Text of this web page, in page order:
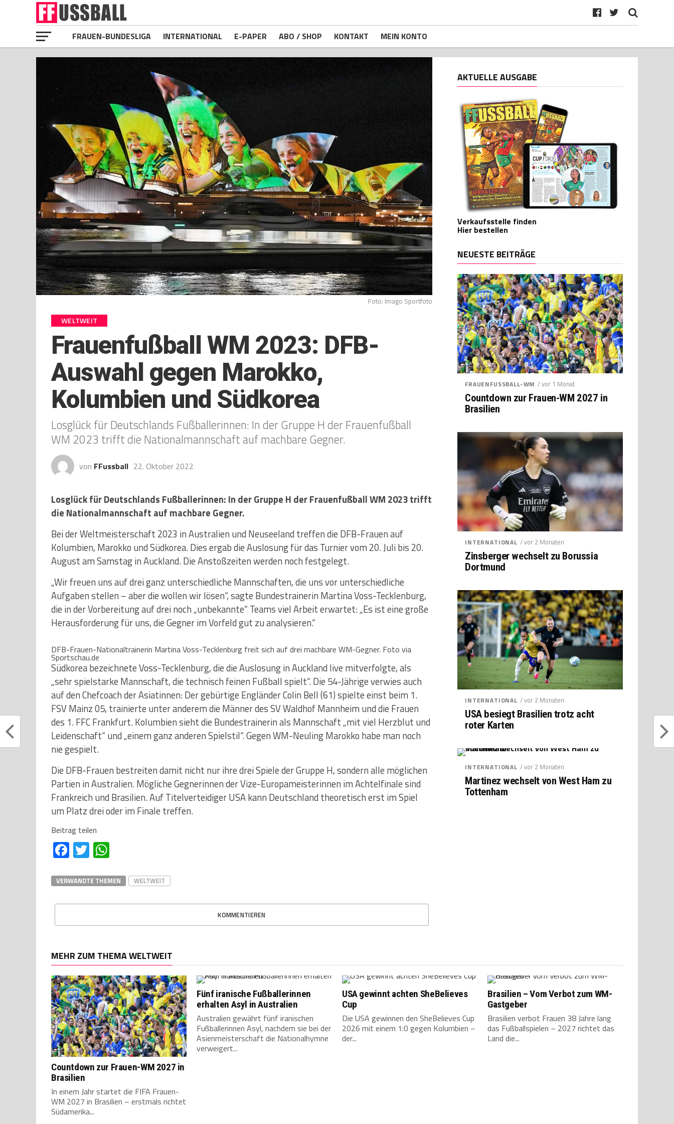
FRAUEN-BUNDESLIGA INTERNATIONAL E-PAPER ABO / SHOP KONTAKT MEIN KONTO
Foto: Imago Sportfoto
WELTWEIT
Frauenfußball WM 2023: DFB-
Auswahl gegen Marokko,
Kolumbien und Südkorea
Losglück für Deutschlands Fußballerinnen: In der Gruppe H der Frauenfußball
WM 2023 trifft die Nationalmannschaft auf machbare Gegner.
von FFussball 22. Oktober 2022
Losglück für Deutschlands Fußballerinnen: In der Gruppe H der Frauenfußball WM 2023 trifft
die Nationalmannschaft auf machbare Gegner.
Bei der Weltmeisterschaft 2023 in Australien und Neuseeland treffen die DFB-Frauen auf
Kolumbien, Marokko und Südkorea. Dies ergab die Auslosung für das Turnier vom 20. Juli bis 20.
August am Samstag in Auckland. Die Anstoßzeiten werden noch festgelegt.
„Wir freuen uns auf drei ganz unterschiedliche Mannschaften, die uns vor unterschiedliche
Aufgaben stellen – aber die wollen wir lösen“, sagte Bundestrainerin Martina Voss-Tecklenburg,
die in der Vorbereitung auf drei noch „unbekannte“ Teams viel Arbeit erwartet: „Es ist eine große
Herausforderung für uns, die Gegner im Vorfeld gut zu analysieren.“
DFB-Frauen-Nationaltrainerin Martina Voss-Tecklenburg freit sich auf drei machbare WM-Gegner. Foto via
Sportschau.de
Südkorea bezeichnete Voss-Tecklenburg, die die Auslosung in Auckland live mitverfolgte, als
„sehr spielstarke Mannschaft, die technisch feinen Fußball spielt“. Die 54-Jährige verwies auch
auf den Chefcoach der Asiatinnen: Der gebürtige Engländer Colin Bell (61) spielte einst beim 1.
FSV Mainz 05, trainierte unter anderem die Männer des SV Waldhof Mannheim und die Frauen
des 1. FFC Frankfurt. Kolumbien sieht die Bundestrainerin als Mannschaft „mit viel Herzblut und
Leidenschaft“ und „einem ganz anderen Spielstil“. Gegen WM-Neuling Marokko habe man noch
nie gespielt.
Die DFB-Frauen bestreiten damit nicht nur ihre drei Spiele der Gruppe H, sondern alle möglichen
Partien in Australien. Mögliche Gegnerinnen der Vize-Europameisterinnen im Achtelfinale sind
Frankreich und Brasilien. Auf Titelverteidiger USA kann Deutschland theoretisch erst im Spiel
um Platz drei oder im Finale treffen.
Beitrag teilen
Facebook
Twitter
VERWANDTE THEMEN WELTWEIT
KOMMENTIEREN
AKTUELLE AUSGABE
Verkaufsstelle finden
Hier bestellen
NEUESTE BEITRÄGE
FRAUENFUSSBALL-WM / vor 1 Monat
Countdown zur Frauen-WM 2027 in
Brasilien
INTERNATIONAL / vor 2 Monaten
Zinsberger wechselt zu Borussia
Dortmund
INTERNATIONAL / vor 2 Monaten
USA besiegt Brasilien trotz acht
roter Karten
INTERNATIONAL / vor 2 Monaten
Martinez wechselt von West Ham zu
Tottenham
MEHR ZUM THEMA WELTWEIT
Countdown zur Frauen-WM 2027 in
Brasilien
In einem Jahr startet die FIFA Frauen-
WM 2027 in Brasilien – erstmals richtet
Südamerika...
Fünf iranische Fußballerinnen
erhalten Asyl in Australien
Australien gewährt fünf iranischen
Fußballerinnen Asyl, nachdem sie bei der
Asienmeisterschaft die Nationalhymne
verweigert...
USA gewinnt achten SheBelieves
Cup
Die USA gewinnen den SheBelieves Cup
2026 mit einem 1:0 gegen Kolumbien –
der...
Brasilien – Vom Verbot zum WM-
Gastgeber
Brasilien verbot Frauen 38 Jahre lang
das Fußballspielen – 2027 richtet das
Land die...